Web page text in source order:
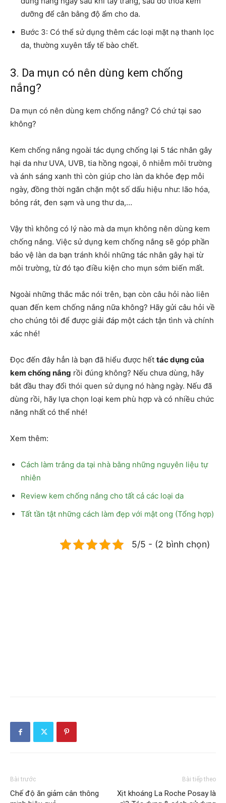
dưỡng để cân bằng độ ẩm cho da.
Bước 3: Có thể sử dụng thêm các loại mặt nạ thanh lọc
da, thường xuyên tẩy tế bào chết.
3. Da mụn có nên dùng kem chống
nắng?
Da mụn có nên dùng kem chống nắng? Có chứ tại sao
không?
Kem chống nắng ngoài tác dụng chống lại 5 tác nhân gây
hại da như UVA, UVB, tia hồng ngoại, ô nhiễm môi trường
và ánh sáng xanh thì còn giúp cho làn da khỏe đẹp mỗi
ngày, đồng thời ngăn chặn một số dấu hiệu như: lão hóa,
bỏng rát, đen sạm và ung thư da,…
Vậy thì không có lý nào mà da mụn không nên dùng kem
chống nắng. Việc sử dụng kem chống nắng sẽ góp phần
bảo vệ làn da bạn tránh khỏi những tác nhân gây hại từ
môi trường, từ đó tạo điều kiện cho mụn sớm biến mất.
Ngoài những thắc mắc nói trên, bạn còn câu hỏi nào liên
quan đến kem chống nắng nữa không? Hãy gửi câu hỏi về
cho chúng tôi để được giải đáp một cách tận tình và chính
xác nhé!
Đọc đến đây hẳn là bạn đã hiểu được hết tác dụng của
kem chống nắng rồi đúng không? Nếu chưa dùng, hãy
bắt đầu thay đổi thói quen sử dụng nó hàng ngày. Nếu đã
dùng rồi, hãy lựa chọn loại kem phù hợp và có nhiều chức
năng nhất có thể nhé!
Xem thêm:
Cách làm trắng da tại nhà bằng những nguyên liệu tự
nhiên
Review kem chống nắng cho tất cả các loại da
Tất tần tật những cách làm đẹp với mật ong (Tổng hợp)
5/5 - (2 bình chọn)
Bài trước
Chế độ ăn giảm cân thông
Bài tiếp theo
Xịt khoáng La Roche Posay là